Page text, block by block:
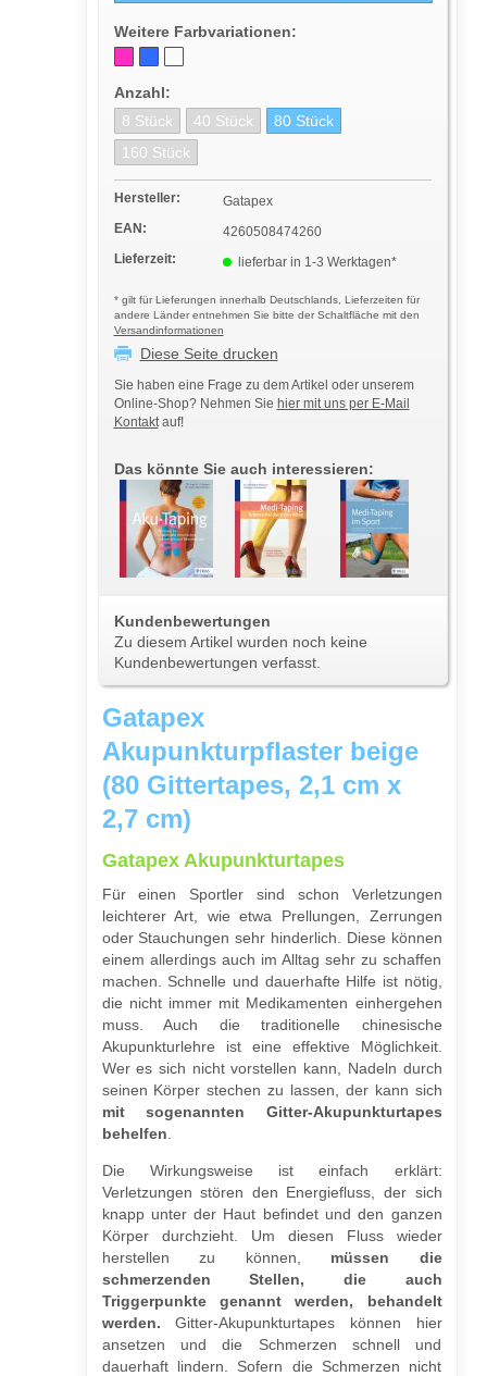
Weitere Farbvariationen:
Anzahl:
8 Stück
40 Stück
80 Stück
160 Stück
Hersteller:
Gatapex
EAN:
4260508474260
Lieferzeit:
lieferbar in 1-3 Werktagen*
* gilt für Lieferungen innerhalb Deutschlands, Lieferzeiten für
andere Länder entnehmen Sie bitte der Schaltfläche mit den
Versandinformationen
Diese Seite drucken
Sie haben eine Frage zu dem Artikel oder unserem
Online-Shop? Nehmen Sie hier mit uns per E-Mail
Kontaktauf!
Das könnte Sie auch interessieren:
Kundenbewertungen
Zu diesem Artikel wurden noch keine
Kundenbewertungen verfasst.
Gatapex
Akupunkturpflaster beige
(80 Gittertapes, 2,1 cm x
2,7 cm)
Gatapex Akupunkturtapes
Für einen Sportler sind schon Verletzungen
leichterer Art, wie etwa Prellungen, Zerrungen
oder Stauchungen sehr hinderlich. Diese können
einem allerdings auch im Alltag sehr zu schaffen
machen. Schnelle und dauerhafte Hilfe ist nötig,
die nicht immer mit Medikamenten einhergehen
muss. Auch die traditionelle chinesische
Akupunkturlehre ist eine effektive Möglichkeit.
Wer es sich nicht vorstellen kann, Nadeln durch
seinen Körper stechen zu lassen, der kann sich
mit sogenannten Gitter-Akupunkturtapes
behelfen
Die Wirkungsweise ist einfach erklärt:
Verletzungen stören den Energiefluss, der sich
knapp unter der Haut befindet und den ganzen
Körper durchzieht. Um diesen Fluss wieder
herstellen zu können, müssen die
schmerzenden Stellen, die auch
Triggerpunkte genannt werden, behandelt
werden. Gitter-Akupunkturtapes können hier
ansetzen und die Schmerzen schnell und
dauerhaft lindern. Sofern die Schmerzen nicht